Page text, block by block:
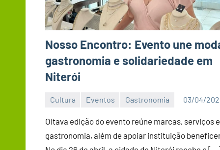
Nosso Encontro: Evento une
gastronomia e solidariedade em
Niterói
Cultura Eventos Gastronomia 03/04/
DN
Oitava edição do evento reúne marcas, serviços e
gastronomia, além de apoiar instituição